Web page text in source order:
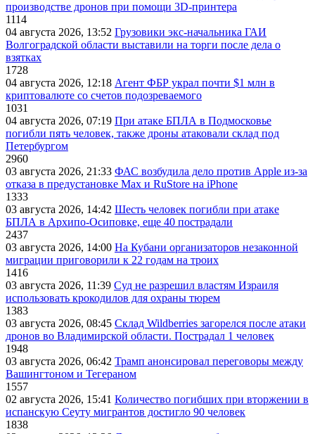
производстве дронов при помощи 3D‑принтера
1114
04 августа 2026, 13:52 Грузовики экс-начальника ГАИ
Волгоградской области выставили на торги после дела о
взятках
1728
04 августа 2026, 12:18 Агент ФБР украл почти $1 млн в
криптовалюте со счетов подозреваемого
1031
04 августа 2026, 07:19 При атаке БПЛА в Подмосковье
погибли пять человек, также дроны атаковали склад под
Петербургом
2960
03 августа 2026, 21:33 ФАС возбудила дело против Apple из-за
отказа в предустановке Max и RuStore на iPhone
1333
03 августа 2026, 14:42 Шесть человек погибли при атаке
БПЛА в Архипо-Осиповке, еще 40 пострадали
2437
03 августа 2026, 14:00 На Кубани организаторов незаконной
миграции приговорили к 22 годам на троих
1416
03 августа 2026, 11:39 Суд не разрешил властям Израиля
использовать крокодилов для охраны тюрем
1383
03 августа 2026, 08:45 Склад Wildberries загорелся после атаки
дронов во Владимирской области. Пострадал 1 человек
1948
03 августа 2026, 06:42 Трамп анонсировал переговоры между
Вашингтоном и Тегераном
1557
02 августа 2026, 15:41 Количество погибших при вторжении в
испанскую Сеуту мигрантов достигло 90 человек
1838